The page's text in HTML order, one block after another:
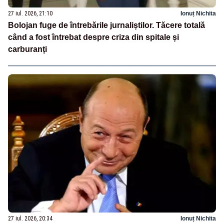
27 iul. 2026, 21:10 Ionuț Nichita
Bolojan fuge de întrebările jurnaliștilor. Tăcere totală
când a fost întrebat despre criza din spitale și
carburanți
27 iul. 2026, 20:34 Ionuț Nichita